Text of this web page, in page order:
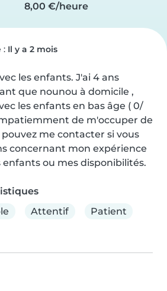
8,00 €/heure
: Il y a 2 mois
les enfants. J'ai 4 ans
que nounou à domicile ,
les enfants en bas âge ( 0/
de m'occuper de
me contacter si vous
concernant mon expérience
enfants ou mes disponibilités.
Attentif Patient